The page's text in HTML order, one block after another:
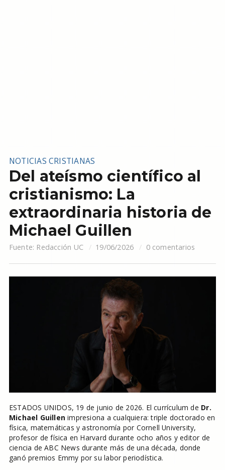
NOTICIAS CRISTIANAS
Del ateísmo científico al
cristianismo: La
extraordinaria historia de
Michael Guillen
Fuente: Redacción UC 19/06/2026 0 comentarios
ESTADOS UNIDOS, 19 de junio de 2026. El currículum de Dr.
Michael Guillen impresiona a cualquiera: triple doctorado en
física, matemáticas y astronomía por Cornell University,
profesor de física en Harvard durante ocho años y editor de
ciencia de ABC News durante más de una década, donde
ganó premios Emmy por su labor periodística.